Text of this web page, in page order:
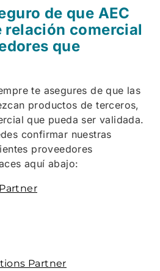
de que AEC
comercial
que
te asegures de que las
productos de terceros,
que pueda ser validada.
confirmar nuestras
proveedores
aquí abajo:
Partner